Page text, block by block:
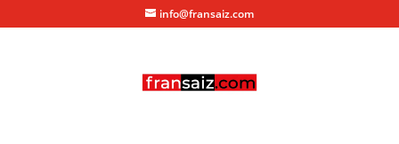
info@fransaiz.com